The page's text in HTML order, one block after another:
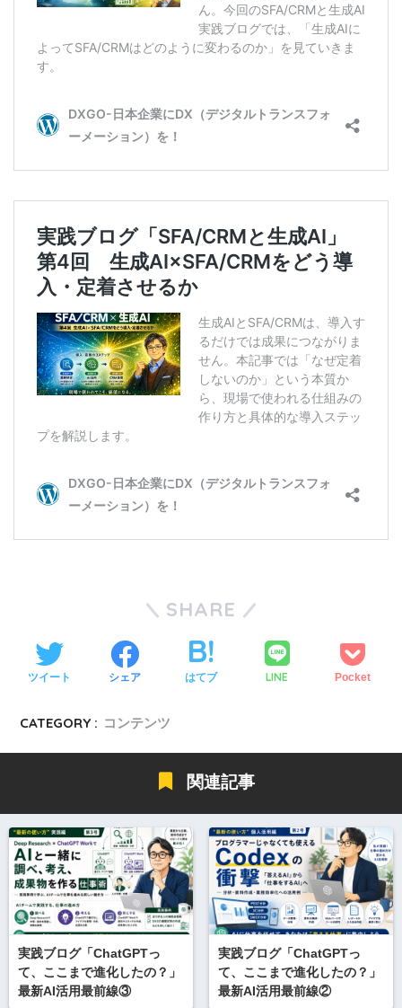
SHARE
ツイート シェア はてブ LINE Pocket
CATEGORY : コンテンツ
関連記事
実践ブログ「ChatGPTっ
て、ここまで進化したの？」
最新AI活用最前線③
実践ブログ「ChatGPTっ
て、ここまで進化したの？」
最新AI活用最前線②